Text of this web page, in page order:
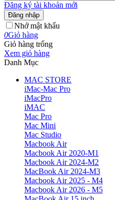
Đăng ký tài khoản mới
Đăng nhập
Nhớ mật khẩu
0Giỏ hàng
Giỏ hàng trống
Xem giỏ hàng
Danh Mục
MAC STORE
iMac-Mac Pro
iMacPro
iMAC
Mac Pro
Mac Mini
Mac Studio
Macbook Air
Macbook Air 2020-M1
Macbook Air 2024-M2
MacBook Air 2024-M3
Macbook Air 2025 - M4
Macbook Air 2026 - M5